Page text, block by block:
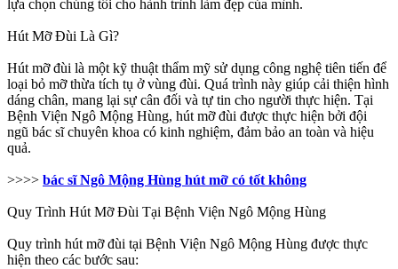
lựa chọn chúng tôi cho hành trình làm đẹp của mình.
Hút Mỡ Đùi Là Gì?
Hút mỡ đùi là một kỹ thuật thẩm mỹ sử dụng công nghệ tiên tiến để
loại bỏ mỡ thừa tích tụ ở vùng đùi. Quá trình này giúp cải thiện hình
dáng chân, mang lại sự cân đối và tự tin cho người thực hiện. Tại
Bệnh Viện Ngô Mộng Hùng, hút mỡ đùi được thực hiện bởi đội
ngũ bác sĩ chuyên khoa có kinh nghiệm, đảm bảo an toàn và hiệu
quả.
>>>> bác sĩ Ngô Mộng Hùng hút mỡ có tốt không
Quy Trình Hút Mỡ Đùi Tại Bệnh Viện Ngô Mộng Hùng
Quy trình hút mỡ đùi tại Bệnh Viện Ngô Mộng Hùng được thực
hiện theo các bước sau: